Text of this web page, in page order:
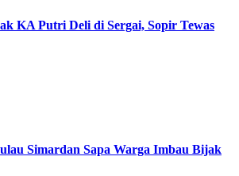
KA Putri Deli di Sergai, Sopir Tewas
Simardan Sapa Warga Imbau Bijak